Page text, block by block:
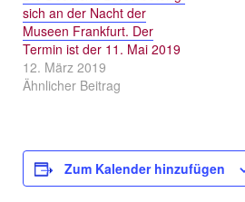
sich an der Nacht der
Museen Frankfurt. Der
Termin ist der 11. Mai 2019
12. März 2019
Ähnlicher Beitrag
Zum Kalender hinzufügen